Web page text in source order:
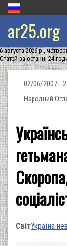
ar25.org
6 августа 2026 р.,
Статей за останні 24
02/06/2007 -
Народний
СвітУкраїна